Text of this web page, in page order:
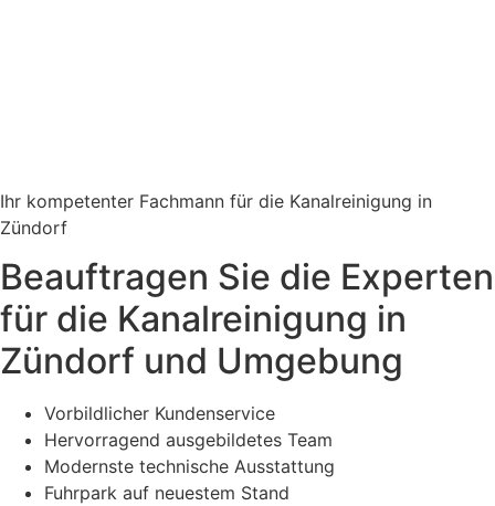
Ihr kompetenter Fachmann für die Kanalreinigung in
Zündorf
Beauftragen Sie die Experten
für die Kanalreinigung in
Zündorf und Umgebung
Vorbildlicher Kundenservice
Hervorragend ausgebildetes Team
Modernste technische Ausstattung
Fuhrpark auf neuestem Stand